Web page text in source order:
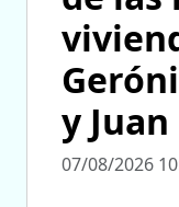
y
07/08/2026